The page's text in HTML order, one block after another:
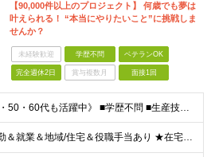
【90,000件以上のプロジェクト】 何歳でも夢は
叶えられる！ “本当にやりたいこと”に挑戦しま
せんか？
未経験歓迎 学歴不問 ベテランOK
完全週休2日 賞与複数月 面接1回
《40・50・60代も活躍中》 ■学歴不問 ■生産技術・生産管理・品質保証・評価・設計いずれかの実務経験をお持ちの方 ▽こんな方にオススメです！▽ 「経験を活かして幅広いプロジェクトに携わりたい」
★通勤＆就業＆地域/住宅＆役職手当あり ★在宅勤務実績あり ★残業代は全額支給 ★選べる給与制度あり！ ■東京・神奈川・千葉・埼玉勤務の場合 月給24.5万円～55万円＋諸手当 （残業代は全額支給）